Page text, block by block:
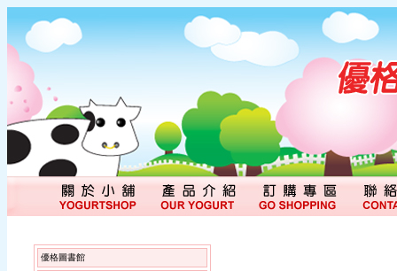
優格圖書館